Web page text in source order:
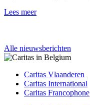
Lees meer
Alle nieuwsberichten
Caritas Vlaanderen
Caritas International
Caritas Francophone